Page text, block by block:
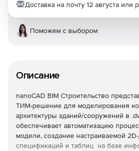
Описание
nanoCAD BIM Строительство
ТИМ-решение для моделирования
архитектуры зданий/сооружений в
обеспечивает автоматизацию
модели, создание настраиваемой
спецификаций и таблиц на базе
Доставка на почту 12 августа или
Поможем с выбором